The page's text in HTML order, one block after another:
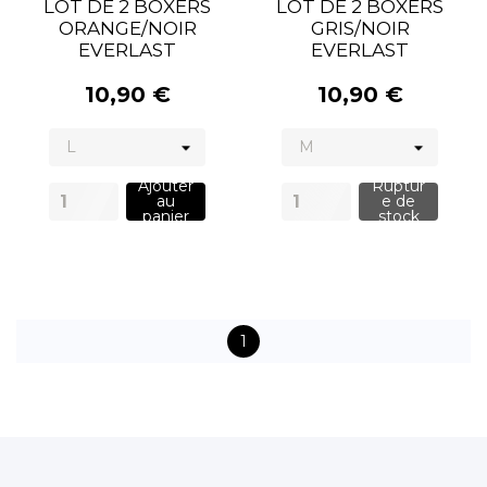
LOT DE 2 BOXERS
ORANGE/NOIR
EVERLAST
10,90 €
Ajouter
au
panier
LOT DE 2 BOXERS
GRIS/NOIR
EVERLAST
10,90 €
Ruptur
e de
stock
1